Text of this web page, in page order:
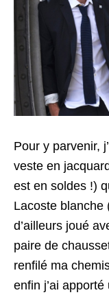
Pour y parvenir,
veste en
est en soldes !)
Lacoste blanche
d’ailleurs joué
paire de
renfilé ma
enfin j’ai